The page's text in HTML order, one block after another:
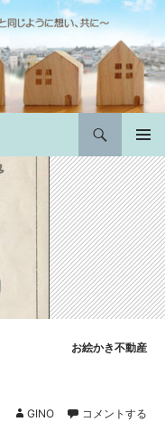
メインメ
ニュー
お絵かき不動産
GINO コメントする